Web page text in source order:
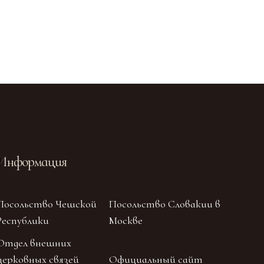
Чешской
Посольство Словакии в
Москве
внешних
связей
Официальный сайт